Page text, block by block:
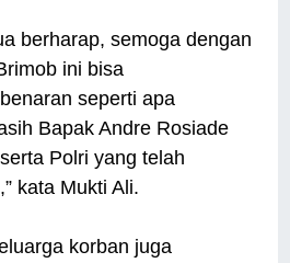
berharap, semoga dengan
ini bisa
seperti apa
Bapak Andre Rosiade
Polri yang telah
kata Mukti Ali.
korban juga